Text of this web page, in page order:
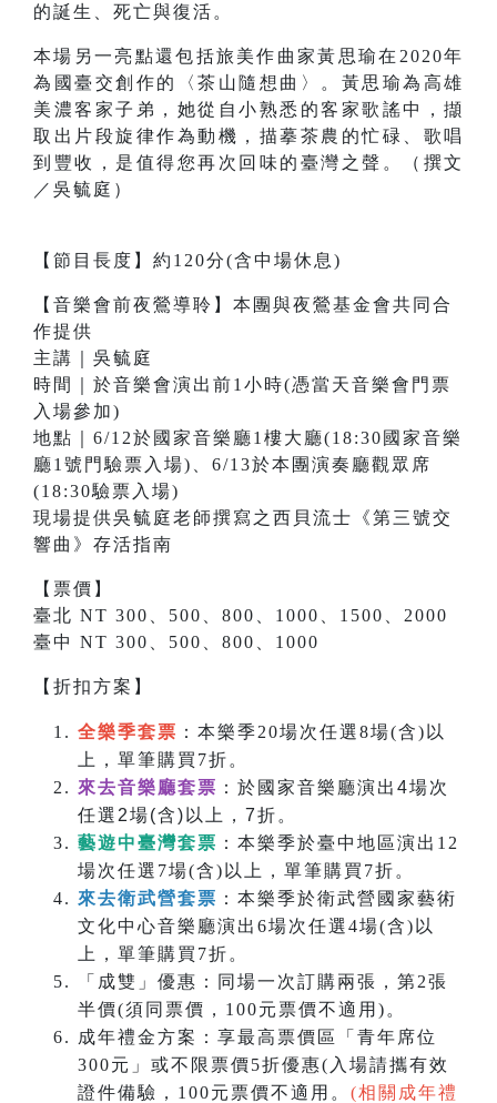
的誕生、死亡與復活。
本場另一亮點還包括旅美作曲家黃思瑜在2020年
為國臺交創作的〈茶山隨想曲〉。黃思瑜為高雄
美濃客家子弟，她從自小熟悉的客家歌謠中，擷
取出片段旋律作為動機，描摹茶農的忙碌、歌唱
到豐收，是值得您再次回味的臺灣之聲。（撰文
／吳毓庭）
【節目長度】約120分(含中場休息)
【音樂會前夜鶯導聆】本團與夜鶯基金會共同合
作提供
主講｜吳毓庭
時間｜於音樂會演出前1小時(憑當天音樂會門票
入場參加)
地點｜6/12於國家音樂廳1樓大廳(18:30國家音樂
廳1號門驗票入場)、6/13於本團演奏廳觀眾席
(18:30驗票入場)
現場提供吳毓庭老師撰寫之 西貝流士 《第三號交
響曲 》存活指南
【票價】
臺北 NT 300、500、800、1000、1500、2000
臺中 NT 300、500、800、1000
【折扣方案】
全樂季套票 ：本樂季20場次任選8場(含)以
上，單筆購買7折。
來去音樂廳套票 ：於國家音樂廳演出4場次
任選2場(含)以上，7折。
藝遊中臺灣套票 ：本樂季於臺中地區演出12
場次任選7場(含)以上，單筆購買7折。
來去衛武營套票 ：本樂季於衛武營國家藝術
文化中心音樂廳演出6場次任選4場(含)以
上，單筆購買7折。
「成雙」優惠：同場一次訂購兩張，第2張
半價(須同票價，100元票價不適用)。
成年禮金方案：享最高票價區「青年席位
300元」或不限票價5折優惠(入場請攜有效
證件備驗，100元票價不適用。 (相關成年禮